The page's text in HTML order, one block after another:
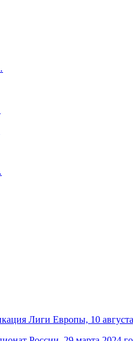
Лиги Европы, 10